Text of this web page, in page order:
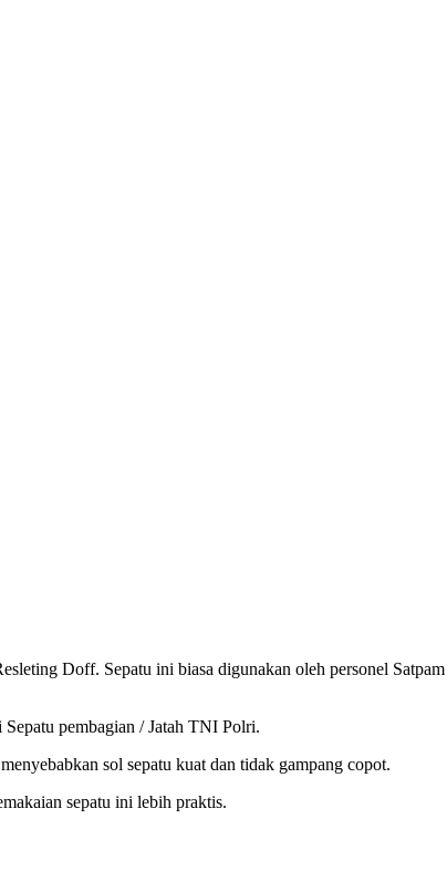
Doff. Sepatu ini biasa digunakan oleh personel
pembagian / Jatah TNI Polri.
sol sepatu kuat dan tidak gampang copot.
sepatu ini lebih praktis.